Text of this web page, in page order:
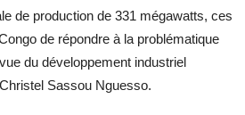
de production de 331 mégawatts, ces
de répondre à la problématique
du développement industriel
Sassou Nguesso.